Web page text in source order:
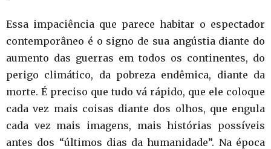
Essa impaciência que parece habitar o espectador
contemporâneo é o signo de sua angústia diante do
aumento das guerras em todos os continentes, do
perigo climático, da pobreza endêmica, diante da
morte. É preciso que tudo vá rápido, que ele coloque
cada vez mais coisas diante dos olhos, que engula
cada vez mais imagens, mais histórias possíveis
antes dos “últimos dias da humanidade”. Na época